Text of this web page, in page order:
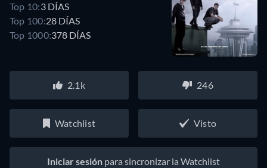
Top 10:3 DÍAS
Top 100:28 DÍAS
Top 1000:378 DÍAS
2.1k 246
Watchlist Visto
Iniciar sesión para sincronizar la Watchlist